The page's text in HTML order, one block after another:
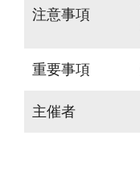
注意事項
重要事項
主催者